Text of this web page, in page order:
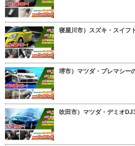
寝屋川市）スズキ・スイフ
堺市）マツダ・プレマシー
吹田市）マツダ・デミオ